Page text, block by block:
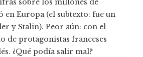
sobre los millones de
en Europa (el subtexto: fue un
y Stalin). Peor aún: con el
de protagonistas franceses
¿Qué podía salir mal?